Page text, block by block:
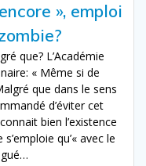
», emploi
que? L’Académie
« Même si de
que dans le sens
d’éviter cet
bien l’existence
qu’« avec le